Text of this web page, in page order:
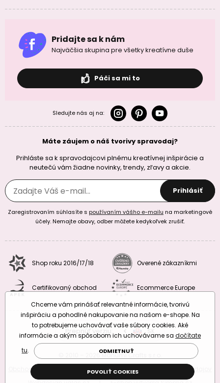
Pridajte sa k nám
Najväčšia skupina pre všetky kreatívne duše
Páči sa mi to
Sledujte nás aj na:
Máte záujem o náš tvorivy spravodaj?
Prihláste sa k spravodajcovi plnému kreatívnej inšpirácie a
neutečú vám žiadne novinky, trendy, zľavy a akcie.
Prihlásiť
Zaregistrovaním súhlasíte s používaním vášho e-mailu na marketingové
účely. Nemajte obavy, odber môžete kedykoľvek zrušiť.
Shop roku 2016/17/18 Overené zákazníkmi
Certifikovaný obchod Ecommerce Europe
Prepnúť verziu: CZSK
© 2010 – 2026 Manumi Crafts s.r.o.
Obchodné podmienky
Podmienky ochrany osobných údajov
Chceme vám prinášať relevantné informácie, tvorivú
inšpiráciu a pohodlné nakupovanie na našom e-shope. Na
to potrebujeme uchovávať vaše súbory cookies. Aké
informácie a akým spôsobom ich uchovávame sa dočítate
tu. ODMIETNUŤ
POVOLIŤ COOKIES